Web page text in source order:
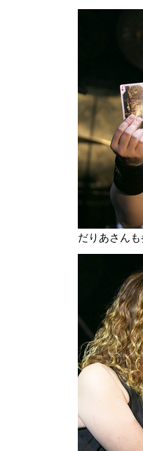
だりあさん